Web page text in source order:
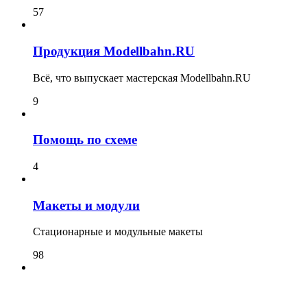
57
Продукция Modellbahn.RU
Всё, что выпускает мастерская Modellbahn.RU
9
Помощь по схеме
4
Макеты и модули
Стационарные и модульные макеты
98